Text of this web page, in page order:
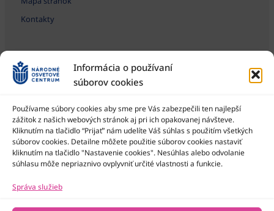
Informácia o používaní
súborov cookies
Používame súbory cookies aby sme pre Vás zabezpečili ten najlepší
zážitok z našich webových stránok aj pri ich opakovanej návšteve.
Kliknutím na tlačidlo “Prijať” nám udelíte Váš súhlas s použitím všetkých
súborov cookies. Detailne môžete použitie súborov cookies nastaviť
kliknutím na tlačidlo "Nastavenie cookies". Nesúhlas alebo odvolanie
súhlasu môže nepriaznivo ovplyvniť určité vlastnosti a funkcie.
Správa služieb
Kontakty
Národné osvetové centrum je štátna príspevková organizácia
Ministerstva kultúry SR